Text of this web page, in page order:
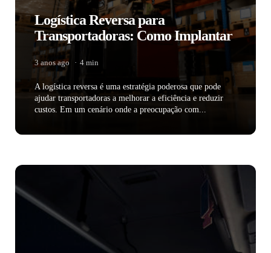
Logística Reversa para
Transportadoras: Como Implantar
3 anos ago 4 min
A logística reversa é uma estratégia poderosa que pode
ajudar transportadoras a melhorar a eficiência e reduzir
custos. Em um cenário onde a preocupação com...